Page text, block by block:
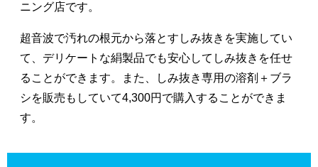
ニング店です。
超音波で汚れの根元から落とすしみ抜きを実施してい
て、デリケートな絹製品でも安心してしみ抜きを任せ
ることができます。また、しみ抜き専用の溶剤＋ブラ
シを販売もしていて4,300円で購入することができま
す。